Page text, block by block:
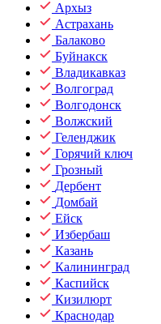
Архыз
Астрахань
Балаково
Буйнакск
Владикавказ
Волгоград
Волгодонск
Волжский
Геленджик
Горячий ключ
Грозный
Дербент
Домбай
Ейск
Избербаш
Казань
Калининград
Каспийск
Кизилюрт
Краснодар